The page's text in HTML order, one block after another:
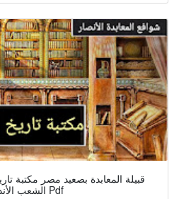
الشعب الأندلسي Pdf